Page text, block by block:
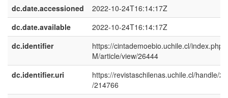
dc.date.accessioned
2022-10-24T16:14:17Z
dc.date.available
2022-10-24T16:14:17Z
dc.identifier
https://cintademoebio.uchile.cl/index.php/
M/article/view/26444
dc.identifier.uri
https://revistaschilenas.uchile.cl/handle/
/214766